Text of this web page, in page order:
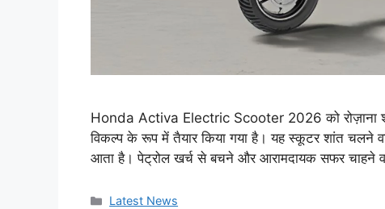
Honda Activa Electric Scooter 2026 को रोज़ाना
विकल्प के रूप में तैयार किया गया है। यह स्कूटर शांत चलने
आता है। पेट्रोल खर्च से बचने और आरामदायक सफर चाहने
Categories
Latest News